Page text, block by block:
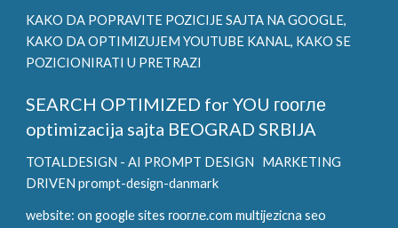
KAKO DA POPRAVITE POZICIJE SAJTA NA GOOGLE,
KAKO DA OPTIMIZUJEM YOUTUBE KANAL, KAKO SE
POZICIONIRATI U PRETRAZI
SEARCH OPTIMIZED for YOU гоогле
optimizacija sajta BEOGRAD SRBIJA
TOTALDESIGN - AI PROMPT DESIGN MARKETING
DRIVEN prompt-design-danmark
website: on google sites гоогле.com multijezicna seo